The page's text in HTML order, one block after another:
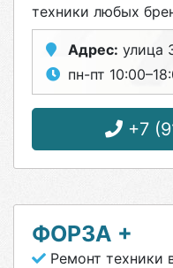
техники любых
Адрес: улица
пн-пт
+7
ФОРЗА +
Ремонт техники